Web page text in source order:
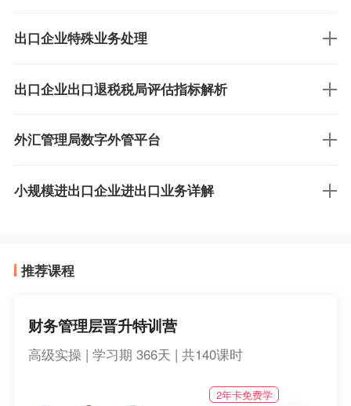
出口企业特殊业务处理
出口企业出口退税税局评估指标解析
外汇管理局数字外管平台
小规模进出口企业进出口业务详解
推荐课程
财务管理层晋升特训营
高级实操 | 学习期 366天 | 共140课时
2年卡免费学